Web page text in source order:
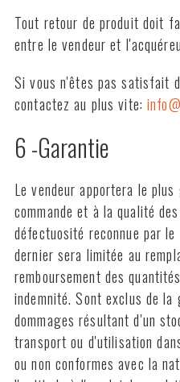
Tout retour de produit doit
entre le vendeur et
Si vous n'êtes pas satisfait
contactez au plus vite:
6 -Garantie
Le vendeur apportera le
commande et à la qualité
défectuosité reconnue par
dernier sera limitée au
remboursement des
indemnité. Sont exclus de
dommages résultant d'un
transport ou d'utilisation
ou non conformes avec la